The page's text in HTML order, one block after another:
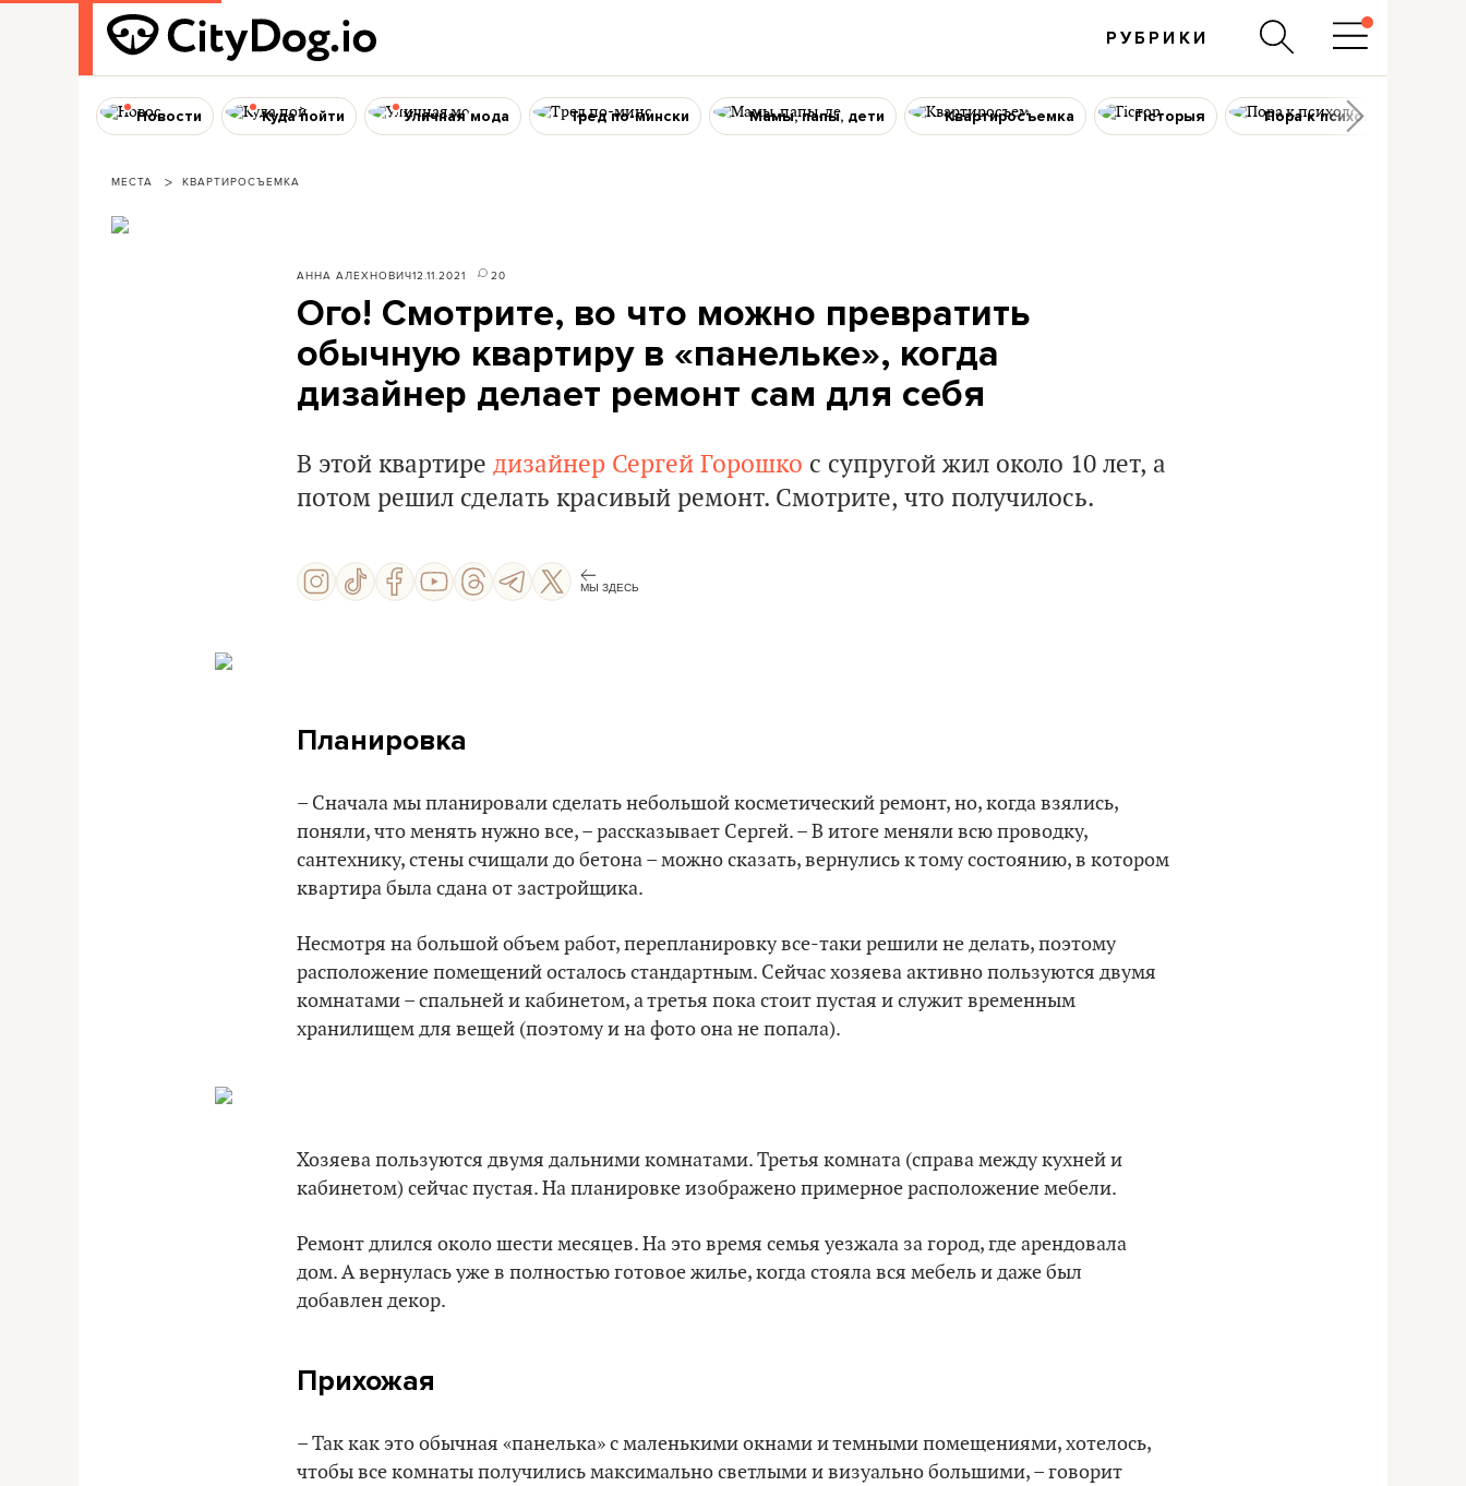
РУБРИКИ
Новости Куда пойти Уличная мода Тред по-мински Мамы, папы, дети Квартиросъемка Гісторыя Пора к психологу
МЕСТА КВАРТИРОСЪЕМКА
АННА АЛЕХНОВИЧ12.11.2021 20
Ого! Смотрите, во что можно превратить
обычную квартиру в «панельке», когда
дизайнер делает ремонт сам для себя
В этой квартире дизайнер Сергей Горошко с супругой жил около 10 лет, а
потом решил сделать красивый ремонт. Смотрите, что получилось.
МЫ ЗДЕСЬ
Планировка
– Сначала мы планировали сделать небольшой косметический ремонт, но, когда взялись,
поняли, что менять нужно все, – рассказывает Сергей. – В итоге меняли всю проводку,
сантехнику, стены счищали до бетона – можно сказать, вернулись к тому состоянию, в котором
квартира была сдана от застройщика.
Несмотря на большой объем работ, перепланировку все-таки решили не делать, поэтому
расположение помещений осталось стандартным. Сейчас хозяева активно пользуются двумя
комнатами – спальней и кабинетом, а третья пока стоит пустая и служит временным
хранилищем для вещей (поэтому и на фото она не попала).
Хозяева пользуются двумя дальними комнатами. Третья комната (справа между кухней и
кабинетом) сейчас пустая. На планировке изображено примерное расположение мебели.
Ремонт длился около шести месяцев. На это время семья уезжала за город, где арендовала
дом. А вернулась уже в полностью готовое жилье, когда стояла вся мебель и даже был
добавлен декор.
Прихожая
– Так как это обычная «панелька» с маленькими окнами и темными помещениями, хотелось,
чтобы все комнаты получились максимально светлыми и визуально большими, – говорит